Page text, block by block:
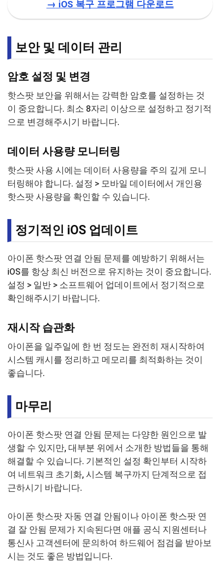
→ iOS 복구 프로그램 다운로드
보안 및 데이터 관리
암호 설정 및 변경
핫스팟 보안을 위해서는 강력한 암호를 설정하는 것
이 중요합니다. 최소 8자리 이상으로 설정하고 정기적
으로 변경해주시기 바랍니다.
데이터 사용량 모니터링
핫스팟 사용 시에는 데이터 사용량을 주의 깊게 모니
터링해야 합니다. 설정 > 모바일 데이터에서 개인용
핫스팟 사용량을 확인할 수 있습니다.
정기적인 iOS 업데이트
아이폰 핫스팟 연결 안됨 문제를 예방하기 위해서는
iOS를 항상 최신 버전으로 유지하는 것이 중요합니다.
설정 > 일반 > 소프트웨어 업데이트에서 정기적으로
확인해주시기 바랍니다.
재시작 습관화
아이폰을 일주일에 한 번 정도는 완전히 재시작하여
시스템 캐시를 정리하고 메모리를 최적화하는 것이
좋습니다.
마무리
아이폰 핫스팟 연결 안됨 문제는 다양한 원인으로 발
생할 수 있지만, 대부분 위에서 소개한 방법들을 통해
해결할 수 있습니다. 기본적인 설정 확인부터 시작하
여 네트워크 초기화, 시스템 복구까지 단계적으로 접
근하시기 바랍니다.
아이폰 핫스팟 자동 연결 안됨이나 아이폰 핫스팟 연
결 잘 안됨 문제가 지속된다면 애플 공식 지원센터나
통신사 고객센터에 문의하여 하드웨어 점검을 받아보
시는 것도 좋은 방법입니다.